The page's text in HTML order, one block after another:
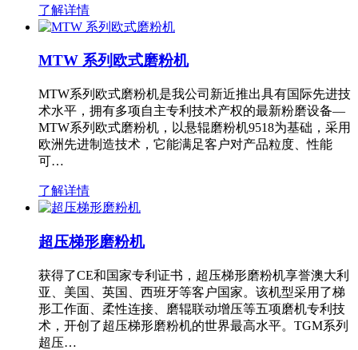
了解详情
MTW 系列欧式磨粉机
MTW系列欧式磨粉机是我公司新近推出具有国际先进技
术水平，拥有多项自主专利技术产权的最新粉磨设备—
MTW系列欧式磨粉机，以悬辊磨粉机9518为基础，采用
欧洲先进制造技术，它能满足客户对产品粒度、性能
可…
了解详情
超压梯形磨粉机
获得了CE和国家专利证书，超压梯形磨粉机享誉澳大利
亚、美国、英国、西班牙等客户国家。该机型采用了梯
形工作面、柔性连接、磨辊联动增压等五项磨机专利技
术，开创了超压梯形磨粉机的世界最高水平。TGM系列
超压…